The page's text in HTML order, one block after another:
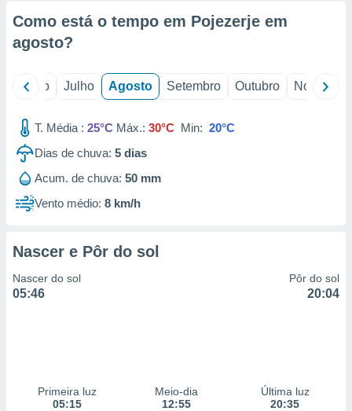
1199
Como está o tempo em Pojezerje em
agosto?
Junho Julho Agosto Setembro Outubro Novembro
T. Média : 25°C Máx.: 30°C Min: 20°C
Dias de chuva: 5 dias
Acum. de chuva: 50 mm
Vento médio: 8 km/h
Nascer e Pôr do sol
Nascer do sol
05:46
Pôr do sol
20:04
Primeira luz
05:15
Meio-dia
12:55
Última luz
20:35